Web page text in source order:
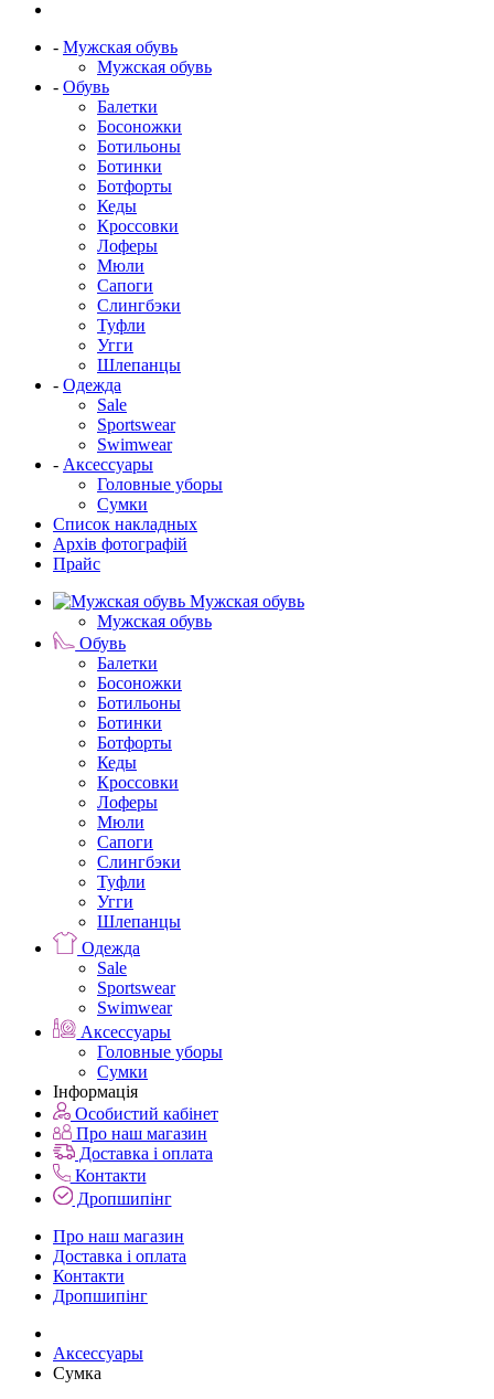
- Мужская обувь
Мужская обувь
- Обувь
Балетки
Босоножки
Ботильоны
Ботинки
Ботфорты
Кеды
Кроссовки
Лоферы
Мюли
Сапоги
Слингбэки
Туфли
Угги
Шлепанцы
- Одежда
Sale
Sportswear
Swimwear
- Аксессуары
Головные уборы
Сумки
Список накладных
Архів фотографій
Прайс
Мужская обувь
Мужская обувь
Обувь
Балетки
Босоножки
Ботильоны
Ботинки
Ботфорты
Кеды
Кроссовки
Лоферы
Мюли
Сапоги
Слингбэки
Туфли
Угги
Шлепанцы
Одежда
Sale
Sportswear
Swimwear
Аксессуары
Головные уборы
Сумки
Інформація
Особистий кабінет
Про наш магазин
Доставка і оплата
Контакти
Дропшипінг
Про наш магазин
Доставка і оплата
Контакти
Дропшипінг
Аксессуары
Сумка